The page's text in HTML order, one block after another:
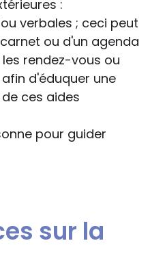
:
verbales ; ceci peut
ou d'un agenda
rendez-vous ou
d'éduquer une
ces aides
pour guider
sur la